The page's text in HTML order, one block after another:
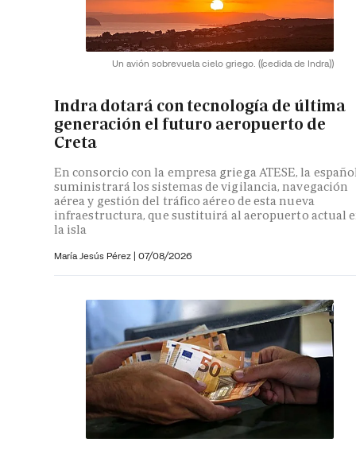
Un avión sobrevuela cielo griego. ((cedida de Indra))
Indra dotará con tecnología de última
generación el futuro aeropuerto de
Creta
En consorcio con la empresa griega ATESE, la
suministrará los sistemas de vigilancia, navegación
aérea y gestión del tráfico aéreo de esta nueva
infraestructura, que sustituirá al aeropuerto actual
la isla
María Jesús Pérez | 07/08/2026